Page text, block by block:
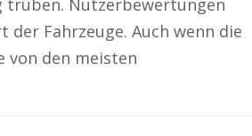
trüben. Nutzerbewertungen
Fahrzeuge. Auch wenn die
von den meisten